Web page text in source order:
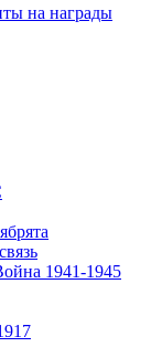
на награды
1941-1945